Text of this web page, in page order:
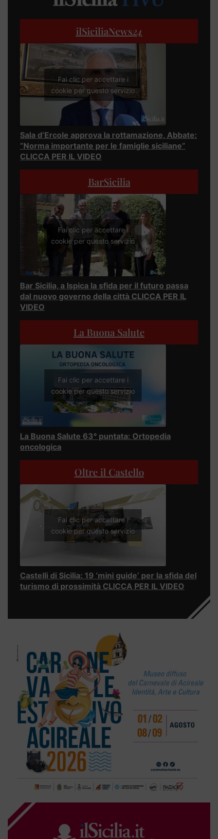
ilSiciliaNews24
Fai clic per accettare i
cookie per questo servizio
Sala d’Ercole approva la rottamazione, Abbate:
“Norma importante per le famiglie siciliane”
CLICCA PER IL VIDEO
BarSicilia
Fai clic per accettare i
cookie per questo servizio
Bar Sicilia, a Ispica la sfida per il futuro passa
dal nuovo governo della città CLICCA PER IL
VIDEO
La Buona Salute
Fai clic per accettare i
cookie per questo servizio
La Buona Salute 63° puntata: Ortopedia
oncologica
Oltre il Castello
Fai clic per accettare i
cookie per questo servizio
Castelli di Sicilia: 19 ‘mini guide’ per la sfida del
turismo di prossimità CLICCA PER IL VIDEO